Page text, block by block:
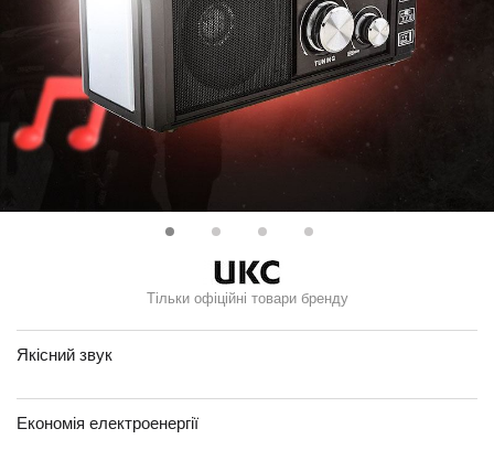
Тільки офіційні товари бренду
Якісний звук
Економія електроенергії